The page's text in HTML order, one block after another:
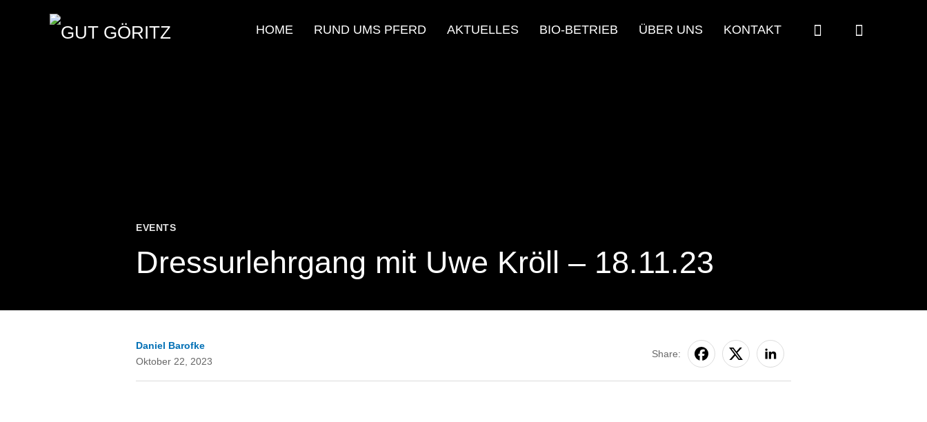
HOME RUND UMS PFERD AKTUELLES BIO-BETRIEB ÜBER UNS KONTAKT
EVENTS
Dressurlehrgang mit Uwe Kröll – 18.11.23
Daniel Barofke
Oktober 22, 2023
Share: